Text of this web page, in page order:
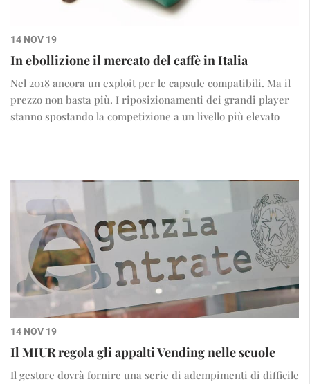
14 NOV 19
In ebollizione il mercato del caffè in Italia
Nel 2018 ancora un exploit per le capsule compatibili. Ma il
prezzo non basta più. I riposizionamenti dei grandi player
stanno spostando la competizione a un livello più elevato
14 NOV 19
Il MIUR regola gli appalti Vending nelle scuole
Il gestore dovrà fornire una serie di adempimenti di difficile